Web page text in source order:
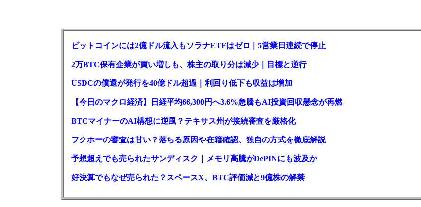
ビットコインには2億ドル流入もソラナETFはゼロ｜5営業日連続で停止
2万BTC保有企業が買い増しも、株主の取り分は減少｜目標と逆行
USDCの償還が発行を40億ドル超過｜利回り低下も収益は増加
【今日のマクロ経済】日経平均66,300円へ3.6%急騰もAI投資回収懸念が再燃
BTCマイナーのAI構想に逆風？テキサス州が接続審査を厳格化
フクホーの審査は甘い？落ちる原因や在籍確認、独自の方式を徹底解説
予想超えでも売られたサンディスク｜メモリ高騰がDePINにも波及か
好決算でもなぜ売られた？スペースX、BTC評価減と9億株の解禁